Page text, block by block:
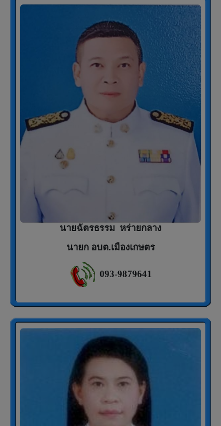
นายฉัตรธรรม หร่ายกลาง
นายก อบต.เมืองเกษตร
093-9879641